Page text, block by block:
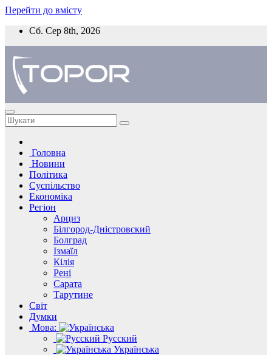
Перейти до вмісту
Сб. Сер 8th, 2026
Головна
Новини
Політика
Суспільство
Економіка
Регіон
Арциз
Білгород-Дністровский
Болград
Ізмаїл
Кілія
Рені
Сарата
Тарутине
Світ
Думки
Мова:
Русский
Українська